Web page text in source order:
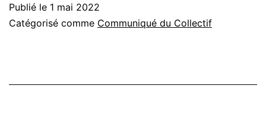
Publié le 1 mai 2022
Catégorisé comme Communiqué du Collectif